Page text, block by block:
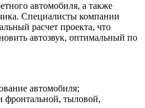
автомобиля, а также
Специалисты компании
расчет проекта, что
автозвук, оптимальный по
автомобиля;
фронтальной, тыловой,